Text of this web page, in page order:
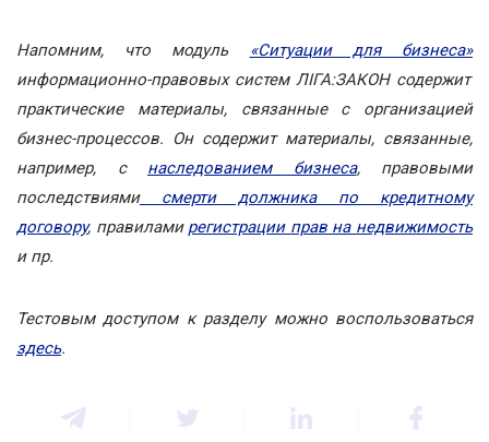
Напомним, что модуль
«Ситуации для бизнеса»
информационно-правовых систем ЛІГА:ЗАКОН содержит
практические материалы, связанные с организацией
бизнес-процессов. Он содержит материалы, связанные,
например, с наследованием бизнеса, правовыми
последствиямисмерти должника по кредитному
договору, правилами регистрации прав на недвижимость
и пр.
Тестовым доступом к разделу можно воспользоваться
здесь.